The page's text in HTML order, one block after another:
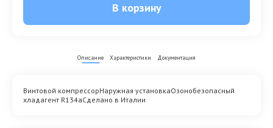
В корзину
Описание Характеристики Документация
Винтовой компрессорНаружная установкаОзонобезопасный
хладагент R134aСделано в Италии